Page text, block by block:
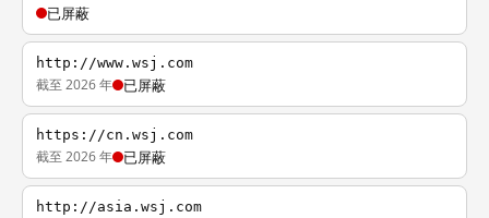
已屏蔽
http://www.wsj.com
截至 2026 年 已屏蔽
https://cn.wsj.com
截至 2026 年 已屏蔽
http://asia.wsj.com